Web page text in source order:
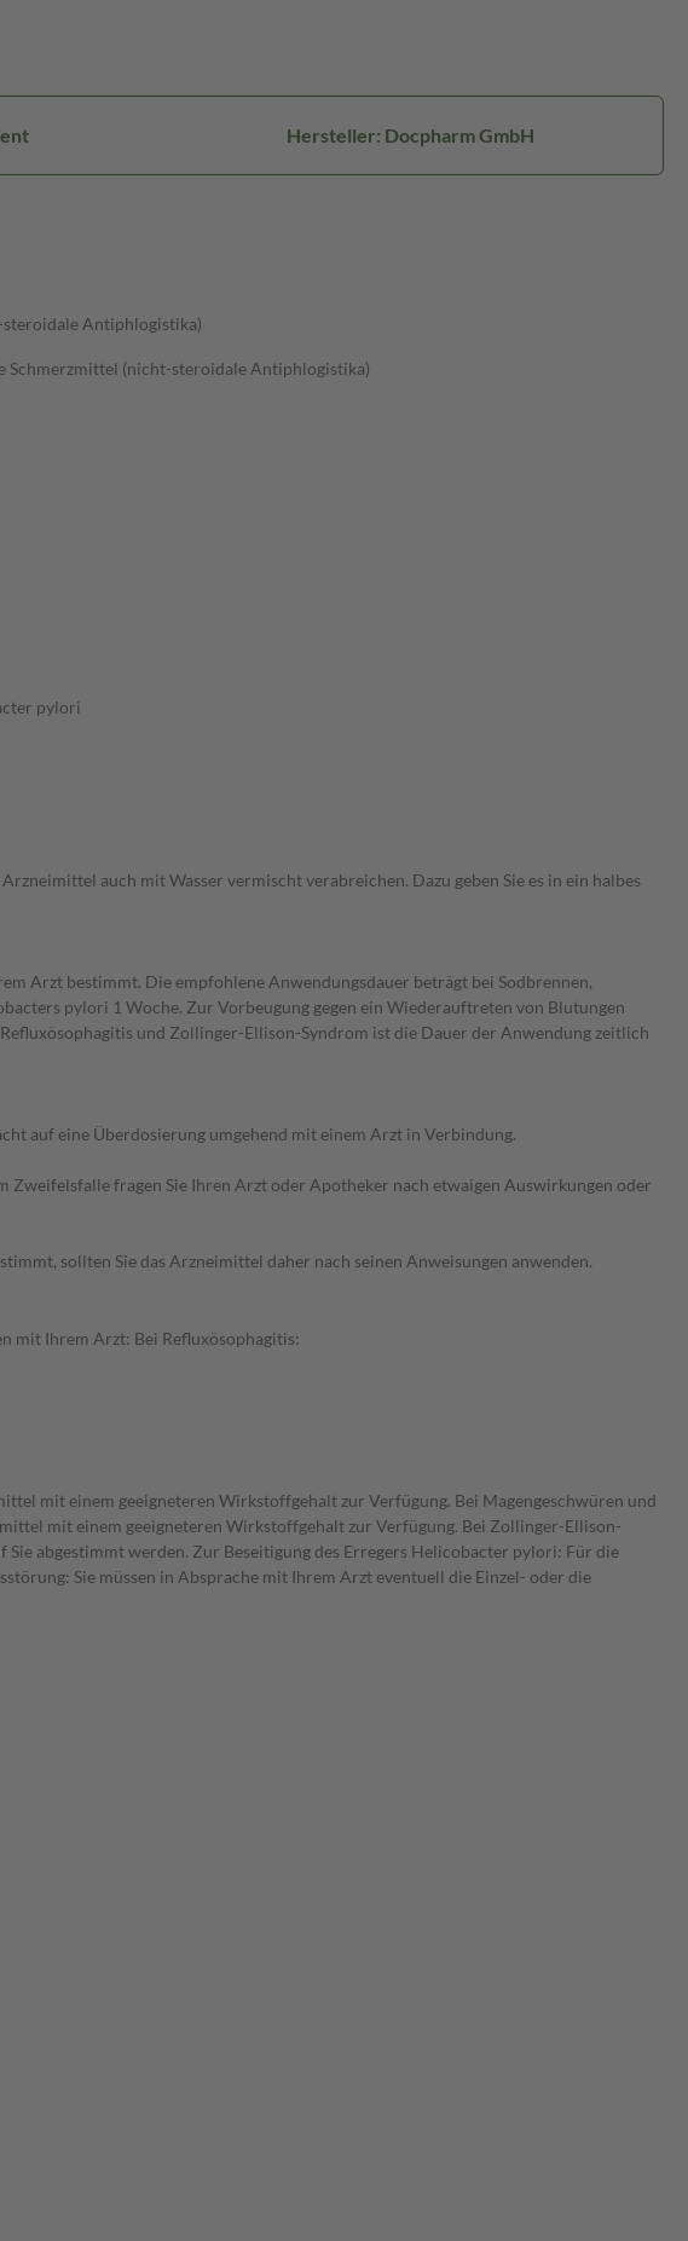
Hersteller: Docpharm GmbH
Antiphlogistika)
Schmerzmittel (nicht-steroidale Antiphlogistika)
pylori
auch mit Wasser vermischt verabreichen. Dazu geben Sie es in ein halbes
Arzt bestimmt. Die empfohlene Anwendungsdauer beträgt bei Sodbrennen,
pylori 1 Woche. Zur Vorbeugung gegen ein Wiederauftreten von Blutungen
und Zollinger-Ellison-Syndrom ist die Dauer der Anwendung zeitlich
auf eine Überdosierung umgehend mit einem Arzt in Verbindung.
Zweifelsfalle fragen Sie Ihren Arzt oder Apotheker nach etwaigen Auswirkungen oder
sollten Sie das Arzneimittel daher nach seinen Anweisungen anwenden.
mit Ihrem Arzt: Bei Refluxösophagitis:
mit einem geeigneteren Wirkstoffgehalt zur Verfügung. Bei Magengeschwüren und
mit einem geeigneteren Wirkstoffgehalt zur Verfügung. Bei Zollinger-Ellison-
abgestimmt werden. Zur Beseitigung des Erregers Helicobacter pylori: Für die
Sie müssen in Absprache mit Ihrem Arzt eventuell die Einzel- oder die